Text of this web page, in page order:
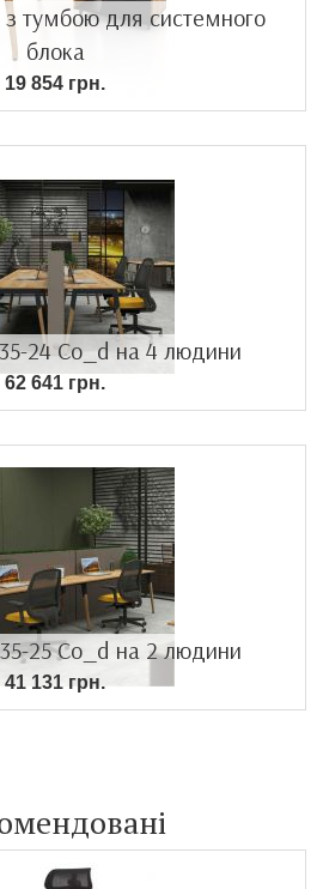
з тумбою для системного
блока
19 854 грн.
35-24 Co_d на 4 людини
62 641 грн.
35-25 Co_d на 2 людини
41 131 грн.